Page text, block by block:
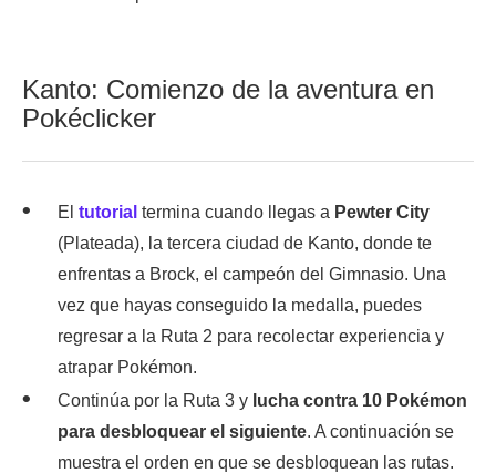
Kanto: Comienzo de la aventura en
Pokéclicker
El tutorial termina cuando llegas a Pewter City
(Plateada), la tercera ciudad de Kanto, donde te
enfrentas a Brock, el campeón del Gimnasio. Una
vez que hayas conseguido la medalla, puedes
regresar a la Ruta 2 para recolectar experiencia y
atrapar Pokémon.
Continúa por la Ruta 3 y lucha contra 10 Pokémon
para desbloquear el siguiente. A continuación se
muestra el orden en que se desbloquean las rutas.